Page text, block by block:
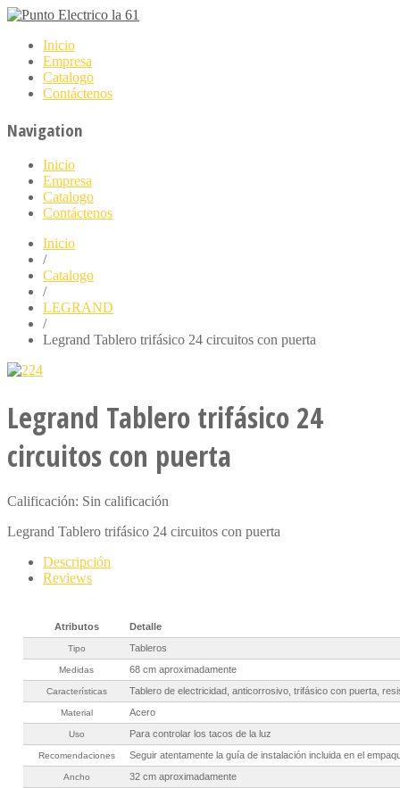
Inicio
Empresa
Catalogo
Contáctenos
Navigation
Inicio
Empresa
Catalogo
Contáctenos
Inicio
/
Catalogo
/
LEGRAND
/
Legrand Tablero trifásico 24 circuitos con puerta
Legrand Tablero trifásico 24
circuitos con puerta
Calificación: Sin calificación
Legrand Tablero trifásico 24 circuitos con puerta
Descripción
Reviews
Atributos Detalle
Tipo Tableros
Medidas 68 cm aproximadamente
Características Tablero de electricidad, anticorrosivo, trifásico con puerta,
Material Acero
Uso Para controlar los tacos de la luz
Recomendaciones Seguir atentamente la guía de instalación incluida en el
Ancho 32 cm aproximadamente